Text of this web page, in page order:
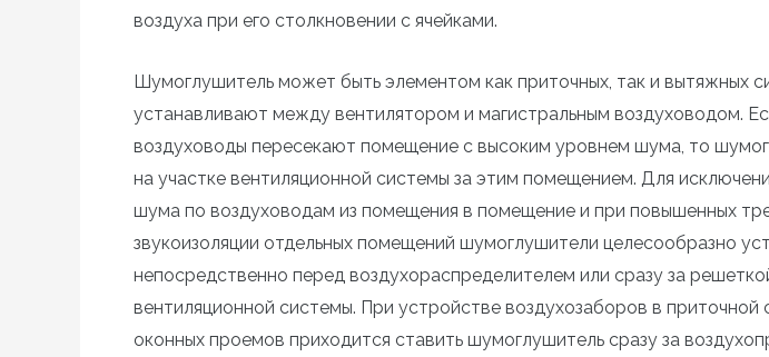
воздуха при его столкновении с ячейками.
Шумоглушитель может быть элементом как приточных, так и вытяжных
устанавливают между вентилятором и магистральным воздуховодом.
воздуховоды пересекают помещение с высоким уровнем шума, то
на участке вентиляционной системы за этим помещением. Для
шума по воздуховодам из помещения в помещение и при повышенных
звукоизоляции отдельных помещений шумоглушители целесообразно
непосредственно перед воздухораспределителем или сразу за
вентиляционной системы. При устройстве воздухозаборов в приточной
оконных проемов приходится ставить шумоглушитель сразу за